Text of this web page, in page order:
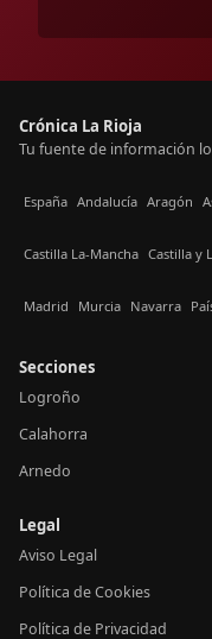
Crónica La Rioja
Tu fuente de información
España Andalucía Aragón
Castilla La-Mancha Castilla y
Madrid Murcia Navarra
Secciones
Logroño
Calahorra
Arnedo
Legal
Aviso Legal
Política de Cookies
Política de Privacidad